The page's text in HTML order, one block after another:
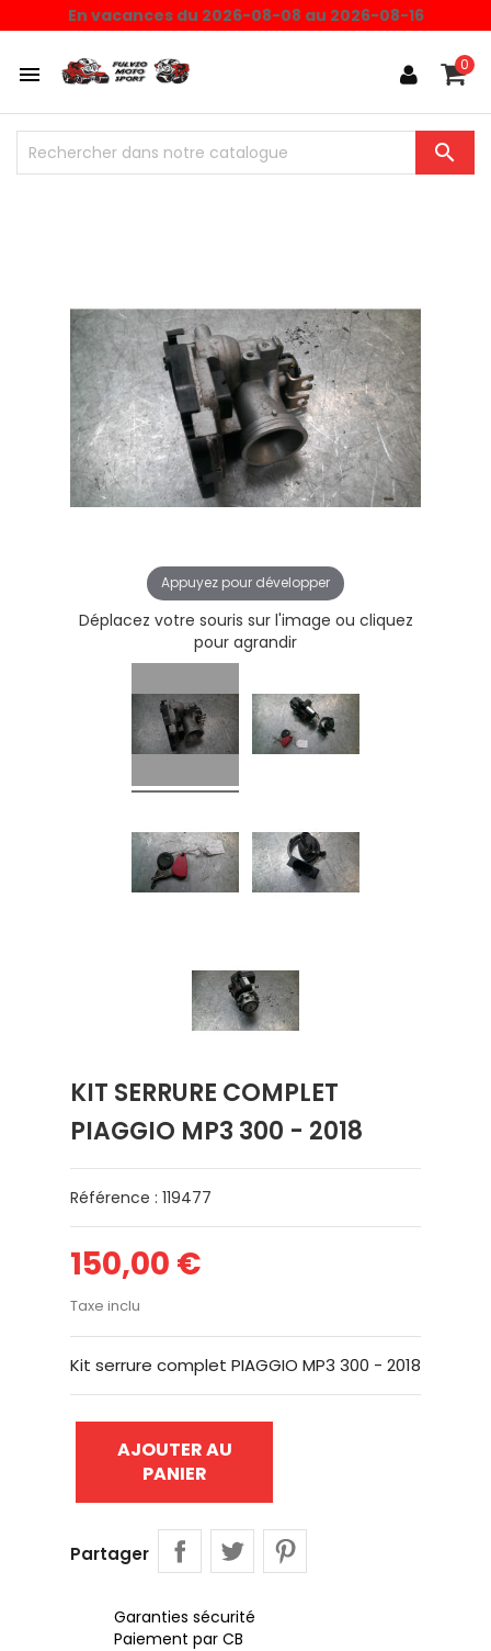
En vacances du 2026-08-08 au 2026-08-16
 0

Appuyez pour développer
Déplacez votre souris sur l'image ou cliquez
pour agrandir
KIT SERRURE COMPLET
PIAGGIO MP3 300 - 2018
Référence : 119477
150,00 €
Taxe inclu
Kit serrure complet PIAGGIO MP3 300 - 2018
AJOUTER AU
PANIER
Partager
Garanties sécurité
Paiement par CB